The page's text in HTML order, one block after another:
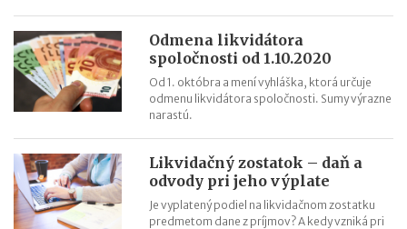
Odmena likvidátora
spoločnosti od 1.10.2020
Od 1. októbra a mení vyhláška, ktorá určuje
odmenu likvidátora spoločnosti. Sumy výrazne
narastú.
Likvidačný zostatok – daň a
odvody pri jeho výplate
Je vyplatený podiel na likvidačnom zostatku
predmetom dane z príjmov? A kedy vzniká pri